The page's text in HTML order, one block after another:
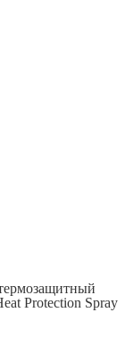
Protection Spray